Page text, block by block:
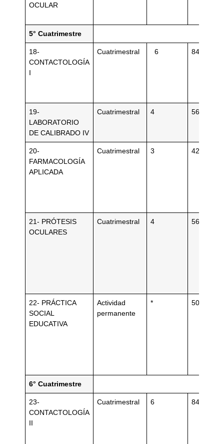
OCULAR
5° Cuatrimestre
18-
CONTACTOLOGÍA
I
Cuatrimestral 6 84
19-
LABORATORIO
DE CALIBRADO IV
Cuatrimestral 4 56
20-
FARMACOLOGÍA
APLICADA
Cuatrimestral 3 42
21- PRÓTESIS
OCULARES
Cuatrimestral 4 56
22- PRÁCTICA
SOCIAL
EDUCATIVA
Actividad
permanente
* 50
6° Cuatrimestre
23-
CONTACTOLOGÍA
II
Cuatrimestral 6 84